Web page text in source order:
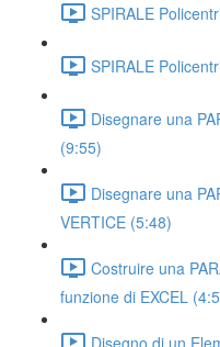
SPIRALE
SPIRALE
Disegnare una
(9:55)
Disegnare una
VERTICE (5:48)
Costruire una
funzione di EXCEL
Disegno di un